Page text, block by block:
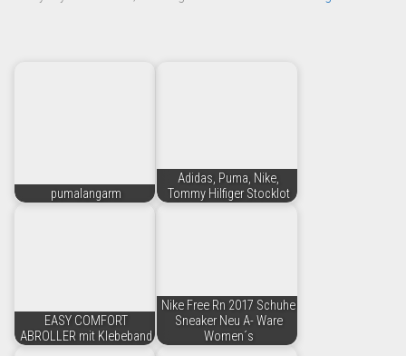
pumalangarm
Adidas, Puma, Nike,
Tommy Hilfiger Stocklot
EASY COMFORT
ABROLLER mit Klebeband
Nike Free Rn 2017 Schuhe
Sneaker Neu A- Ware
Women´s